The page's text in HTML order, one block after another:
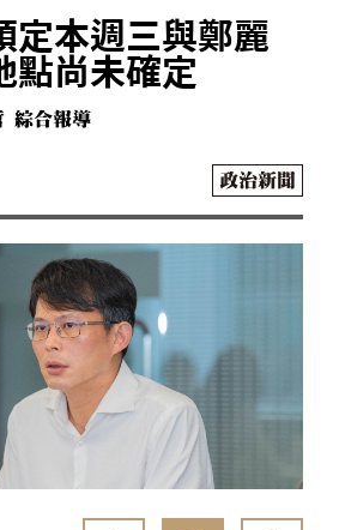
勝選國民黨主席 王鴻薇曝首要任務：
定本週三與鄭麗
點尚未確定
綜合報導
政治新聞